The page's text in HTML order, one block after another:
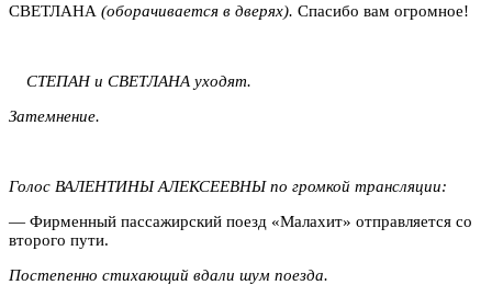
СВЕТЛАНА (оборачивается в дверях). Спасибо вам огромное!
СТЕПАН и СВЕТЛАНА уходят.
Затемнение.
Голос ВАЛЕНТИНЫ АЛЕКСЕЕВНЫ по громкой трансляции:
— Фирменный пассажирский поезд «Малахит» отправляется со
второго пути.
Постепенно стихающий вдали шум поезда.